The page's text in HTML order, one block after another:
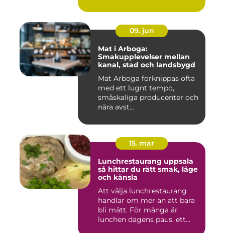
09. jun
Mat i Arboga:
Smakupplevelser mellan
kanal, stad och landsbygd
Mat Arboga förknippas ofta
med ett lugnt tempo,
småskaliga producenter och
nära avst...
15. mar
Lunchrestaurang uppsala
så hittar du rätt smak, läge
och känsla
Att välja lunchrestaurang
handlar om mer än att bara
bli mätt. För många är
lunchen dagens paus, ett...